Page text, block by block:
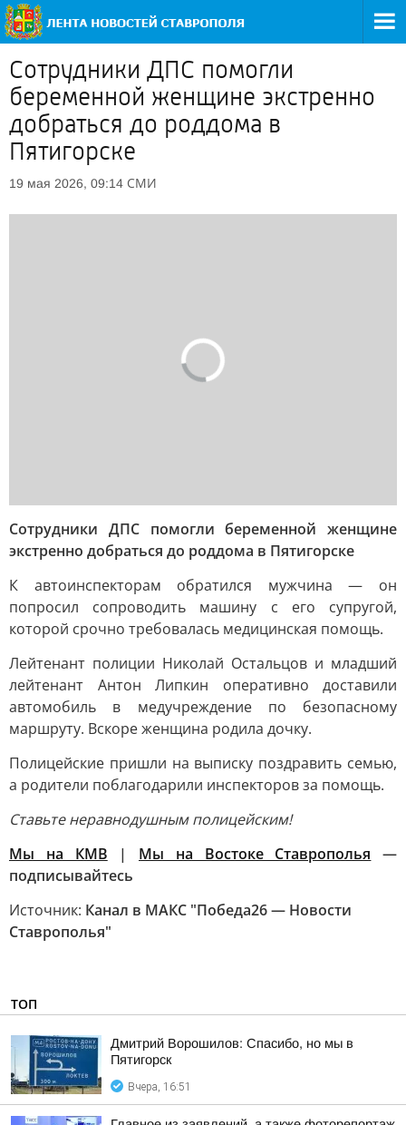
Сотрудники ДПС помогли
беременной женщине экстренно
добраться до роддома в
Пятигорске
19 мая 2026, 09:14 СМИ
Сотрудники ДПС помогли беременной женщине
экстренно добраться до роддома в Пятигорске
К автоинспекторам обратился мужчина — он
попросил сопроводить машину с его супругой,
которой срочно требовалась медицинская помощь.
Лейтенант полиции Николай Остальцов и младший
лейтенант Антон Липкин оперативно доставили
автомобиль в медучреждение по безопасному
маршруту. Вскоре женщина родила дочку.
Полицейские пришли на выписку поздравить семью,
а родители поблагодарили инспекторов за помощь.
Ставьтенеравнодушным полицейским!
Мы на КМВ | Мы на Востоке Ставрополья —
подписывайтесь
Источник: Канал в МАКС "Победа26 — Новости
Ставрополья"
ТОП
Дмитрий Ворошилов: Спасибо, но мы в
Пятигорск
Вчера, 16:51